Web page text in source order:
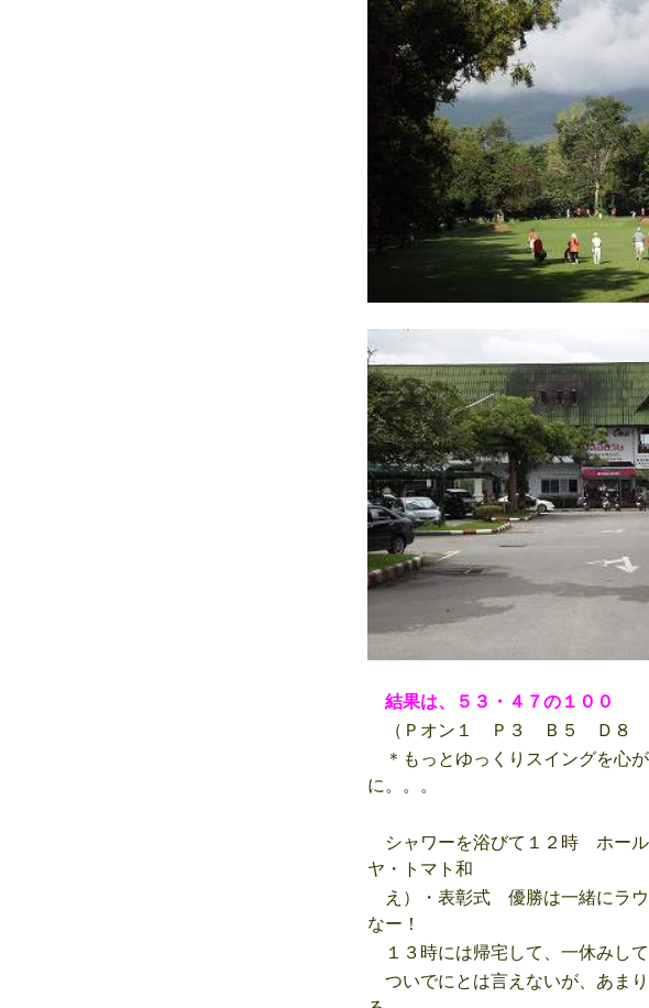
結果は、５３・４７の１００
前
（Ｐオン１ Ｐ３ Ｂ５ Ｄ８
＊もっとゆっくりスイングを心
に。。。
シャワーを浴びて１２時 ホール
ヤ・トマト和
え）・表彰式 優勝は一緒にラウ
なー！
１３時には帰宅して、一休みし
ついでにとは言えないが、あま